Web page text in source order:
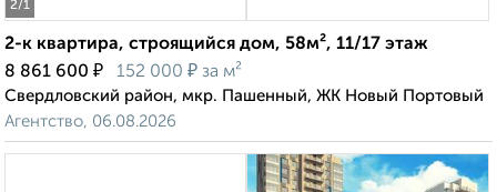
2/1
2-к квартира, строящийся дом, 58м², 11/17 этаж
8 861 600 ₽ 152 000 ₽ за м²
Свердловский район, мкр. Пашенный, ЖК Новый Портовый
Агентство, 06.08.2026